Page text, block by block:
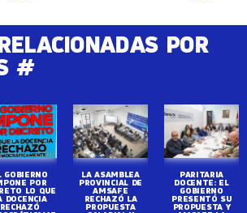
POR
#
GOBIERNO
POR
LO QUE
DOCENCIA
RECHAZÓ
LA ASAMBLEA
PROVINCIAL DE
AMSAFE
RECHAZÓ LA
PROPUESTA
PARITARIA
DOCENTE: EL
GOBIERNO
PRESENTÓ SU
PROPUESTA Y